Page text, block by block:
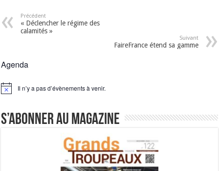
Précédent
« Déclencher le régime des
calamités »
Suivant
FaireFrance étend sa gamme
Agenda
Notice Il n’y a pas d’évènements à venir.
S’abonner au magazine